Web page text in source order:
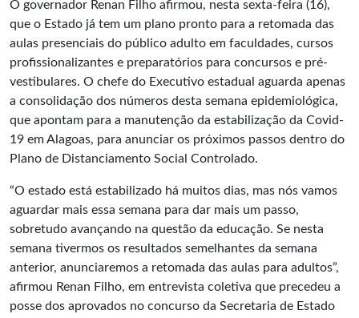
O governador Renan Filho afirmou, nesta sexta-feira (16),
que o Estado já tem um plano pronto para a retomada das
aulas presenciais do público adulto em faculdades, cursos
profissionalizantes e preparatórios para concursos e pré-
vestibulares. O chefe do Executivo estadual aguarda apenas
a consolidação dos números desta semana epidemiológica,
que apontam para a manutenção da estabilização da Covid-
19 em Alagoas, para anunciar os próximos passos dentro do
Plano de Distanciamento Social Controlado.
“O estado está estabilizado há muitos dias, mas nós vamos
aguardar mais essa semana para dar mais um passo,
sobretudo avançando na questão da educação. Se nesta
semana tivermos os resultados semelhantes da semana
anterior, anunciaremos a retomada das aulas para adultos”,
afirmou Renan Filho, em entrevista coletiva que precedeu a
posse dos aprovados no concurso da Secretaria de Estado